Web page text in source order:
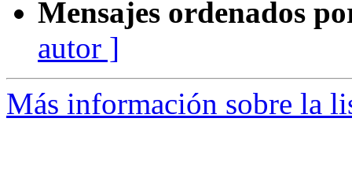
Mensajes ordenados
autor ]
Más información sobre la